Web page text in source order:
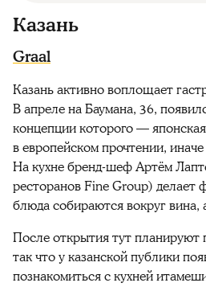
Казань
Graal
Казань активно воплощает
В апреле на Баумана, 36,
концепции которого —
в европейском прочтении,
На кухне бренд-шеф Артём
ресторанов Fine Group) делает
блюда собираются вокруг вина,
После открытия тут планируют
так что у казанской публики
познакомиться с кухней